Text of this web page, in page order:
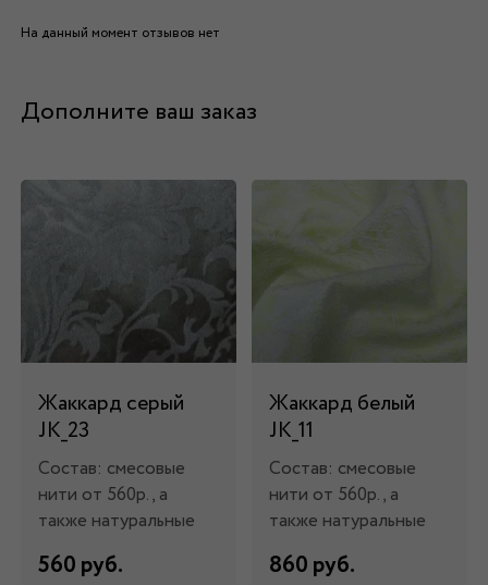
На данный момент отзывов нет
Дополните ваш заказ
Жаккард серый
JK_23
Состав: смесовые
нити от 560р., а
также натуральные
560 руб.
Жаккард белый
JK_11
Состав: смесовые
нити от 560р., а
также натуральные
860 руб.